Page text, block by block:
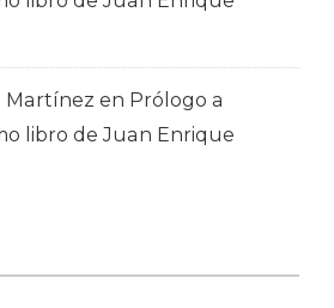
Martínez en Prólogo a
libro de Juan Enrique